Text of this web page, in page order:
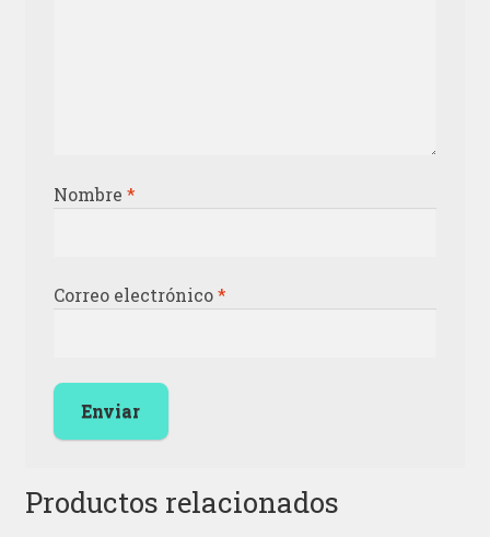
Nombre *
Correo electrónico*
Productos relacionados